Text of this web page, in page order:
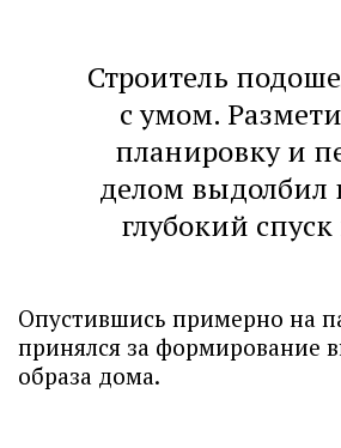
Строитель
с умом.
планировку и
делом выдолбил
глубокий
Опустившись примерно на
принялся за формирование
образа дома.